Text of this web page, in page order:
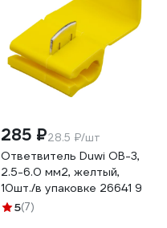
285 ₽28.5 ₽/шт
Ответвитель Duwi ОВ-3,
2.5-6.0 мм2, желтый,
10шт./в упаковке 26641 9
5(7)